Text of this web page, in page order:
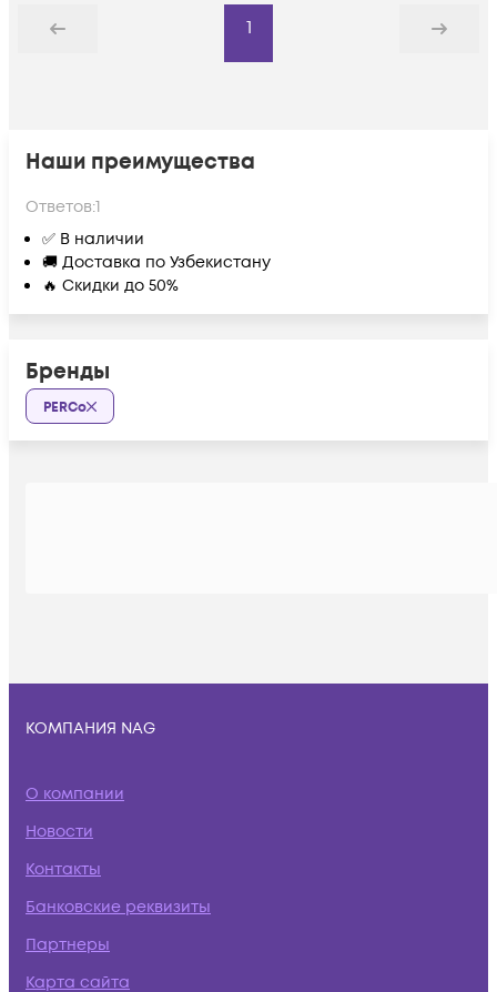
Назад
1
Дальше
Наши преимущества
Ответов:1
✅ В наличии
🚚 Доставка по Узбекистану
🔥 Скидки до 50%
Бренды
PERCo
КОМПАНИЯ NAG
О компании
Новости
Контакты
Банковские реквизиты
Партнеры
Карта сайта